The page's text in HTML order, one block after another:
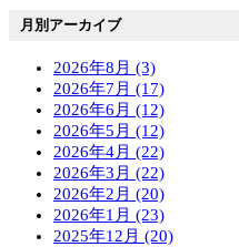
月別アーカイブ
2026年8月 (3)
2026年7月 (17)
2026年6月 (12)
2026年5月 (12)
2026年4月 (22)
2026年3月 (22)
2026年2月 (20)
2026年1月 (23)
2025年12月 (20)